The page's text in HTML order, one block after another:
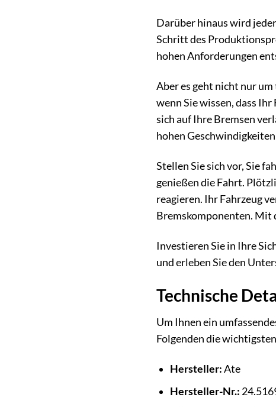
Darüber hinaus wird jeder
Schritt des
hohen Anforderungen
Aber es geht nicht nur um
wenn Sie wissen, dass
sich auf Ihre Bremsen
hohen
Stellen Sie sich vor, Sie
genießen die Fahrt.
reagieren. Ihr Fahrzeug
Bremskomponenten. Mit
Investieren Sie in Ihre
und erleben Sie den
Technische
Um Ihnen ein
Folgenden die
Hersteller:Ate
Hersteller-Nr.: